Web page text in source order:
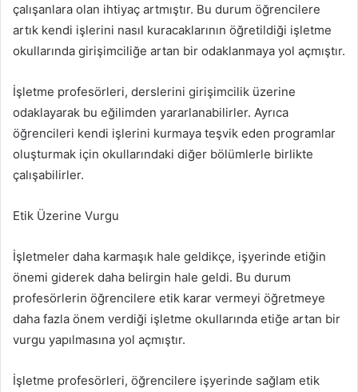
çalışanlara olan ihtiyaç artmıştır. Bu durum öğrencilere
artık kendi işlerini nasıl kuracaklarının öğretildiği işletme
okullarında girişimciliğe artan bir odaklanmaya yol açmıştır.
İşletme profesörleri, derslerini girişimcilik üzerine
odaklayarak bu eğilimden yararlanabilirler. Ayrıca
öğrencileri kendi işlerini kurmaya teşvik eden programlar
oluşturmak için okullarındaki diğer bölümlerle birlikte
çalışabilirler.
Etik Üzerine Vurgu
İşletmeler daha karmaşık hale geldikçe, işyerinde etiğin
önemi giderek daha belirgin hale geldi. Bu durum
profesörlerin öğrencilere etik karar vermeyi öğretmeye
daha fazla önem verdiği işletme okullarında etiğe artan bir
vurgu yapılmasına yol açmıştır.
İşletme profesörleri, öğrencilere işyerinde sağlam etik